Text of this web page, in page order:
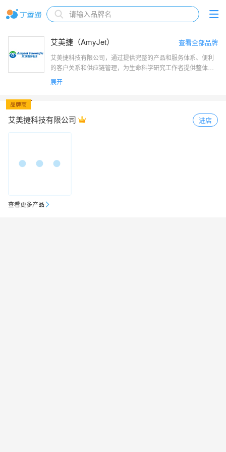
艾美捷（AmyJet） 查看全部品牌
艾美捷科技有限公司，通过提供完整的产品和服务体系、便利
的客户关系和供应链管理，为生命科学研究工作者提供整体打
包方案。作为一家具有尖端的技术实力、一流的经营管理水平
和完善的市场销售体系的生物高科技企业，总部位于武汉光谷
高科技公司，为用户提供最前沿的专业资讯、完备的产品、整
展开
艾美捷科技有限公司 进店
查看更多产品